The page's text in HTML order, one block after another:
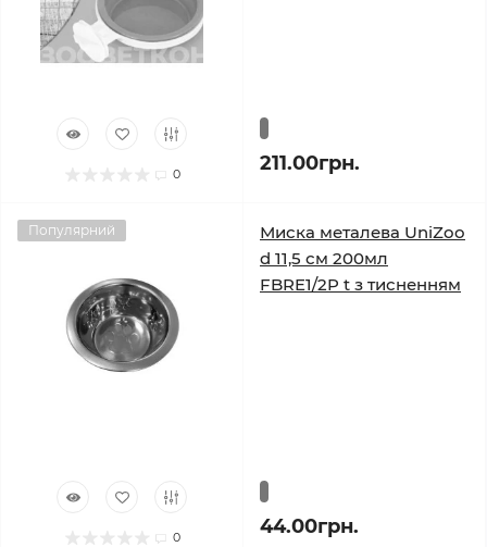
0 211.00грн.
Популярний
0
Миска металева UniZoo
d 11,5 см 200мл
FBRE1/2P t з тисненням
44.00грн.